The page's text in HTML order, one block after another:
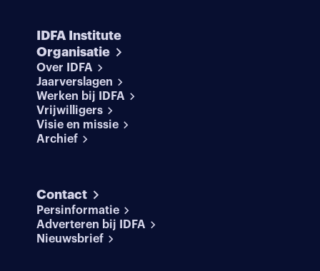
IDFA Institute
Organisatie
Over IDFA
Jaarverslagen
Werken bij IDFA
Vrijwilligers
Visie en missie
Archief
Contact
Persinformatie
Adverteren bij IDFA
Nieuwsbrief